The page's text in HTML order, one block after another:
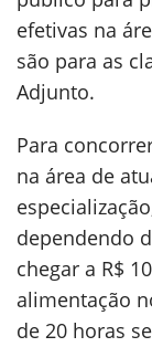
efetivas na
são para as
Adjunto.
Para
na área de
dependendo
chegar a R$
alimentação
de 20 horas